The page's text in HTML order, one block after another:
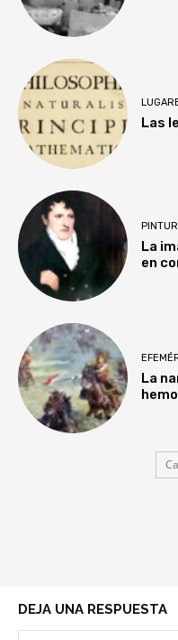
Las
La
en
La
DEJA UNA RESPUESTA